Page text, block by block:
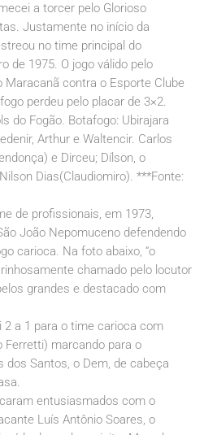
a torcer pelo Glorioso
Justamente no início da
no time principal do
de 1975. O jogo válido pelo
contra o Esporte Clube
perdeu pelo placar de 3×2.
do Fogão. Botafogo: Ubirajara
Arthur e Waltencir. Carlos
e Dirceu; Dílson, o
Dias(Claudiomiro). ***Fonte:
de profissionais, em 1973,
João Nepomuceno defendendo
carioca. Na foto abaixo, “o
chamado pelo locutor
grandes e destacado com
2 a 1 para o time carioca com
Ferretti) marcando para o
dos Santos, o Dem, de cabeça
entusiasmados com o
Luís Antônio Soares, o